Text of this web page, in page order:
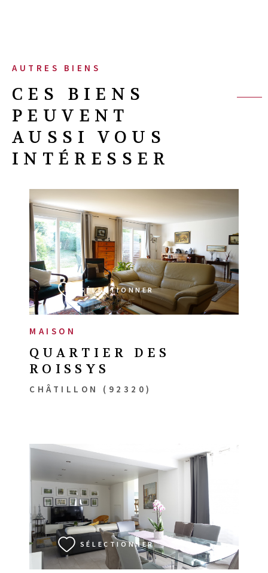
AUTRES BIENS
CES BIENS
PEUVENT
AUSSI VOUS
INTÉRESSER
MAISON
QUARTIER DES
ROISSYS
CHÂTILLON (92320)
SÉLECTIONNER
VOIR LE BIEN
SÉLECTIONNER
VOIR LE BIEN